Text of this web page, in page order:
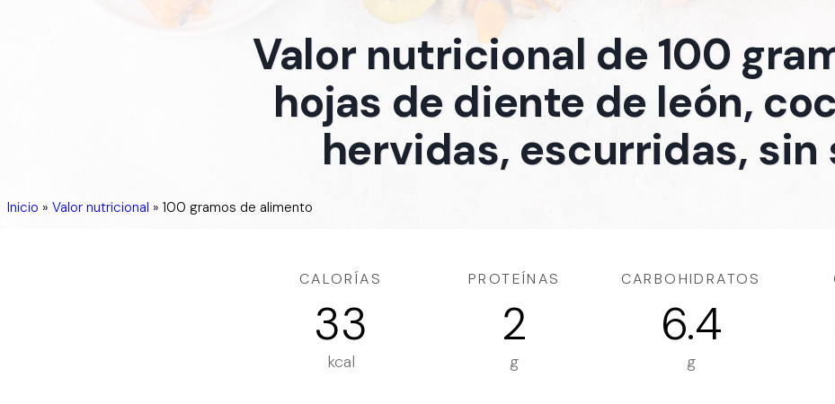
Valor nutricional de 100
hojas de diente de león,
hervidas, escurridas, sin
Inicio » Valor nutricional » 100 gramos de alimento
CALORÍAS
33
kcal
PROTEÍNAS
2
g
CARBOHIDRATOS
6.4
g